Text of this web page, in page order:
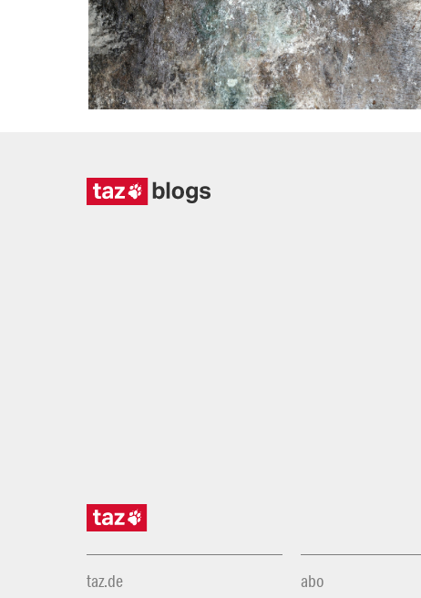
taz.de abo